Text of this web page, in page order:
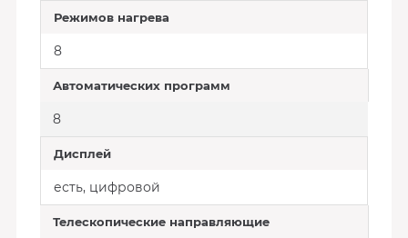
Режимов нагрева
8
Автоматических программ
8
Дисплей
есть, цифровой
Телескопические направляющие